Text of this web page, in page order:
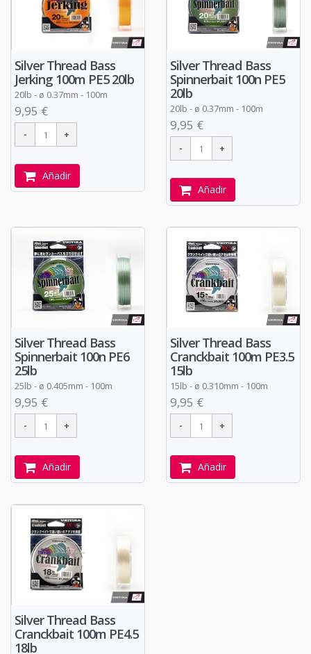
Silver Thread Bass
Jerking 100m PE5 20lb
20lb - ø 0.37mm - 100m
9,95 €
Añadir
Silver Thread Bass
Spinnerbait 100n PE5
20lb
20lb - ø 0.37mm - 100m
9,95 €
Añadir
Silver Thread Bass
Spinnerbait 100n PE6
25lb
25lb - ø 0.405mm - 100m
9,95 €
Añadir
Silver Thread Bass
Cranckbait 100m PE3.5
15lb
15lb - ø 0.310mm - 100m
9,95 €
Añadir
Silver Thread Bass
Cranckbait 100m PE4.5
18lb